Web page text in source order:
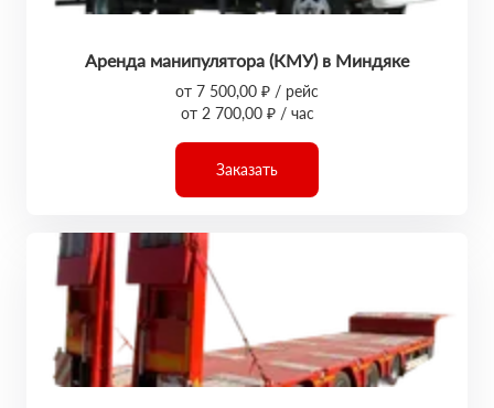
Аренда манипулятора (КМУ) в Миндяке
от 7 500,00 ₽ / рейс
от 2 700,00 ₽ / час
Заказать